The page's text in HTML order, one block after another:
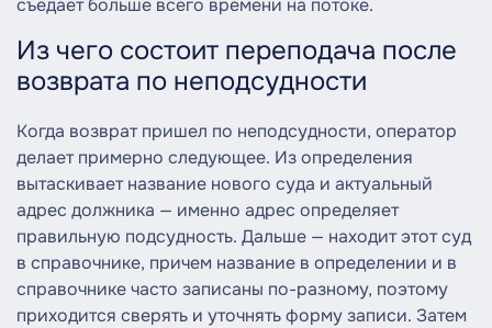
съедает больше всего времени на потоке.
Из чего состоит переподача после
возврата по неподсудности
Когда возврат пришел по неподсудности, оператор
делает примерно следующее. Из определения
вытаскивает название нового суда и актуальный
адрес должника — именно адрес определяет
правильную подсудность. Дальше — находит этот суд
в справочнике, причем название в определении и в
справочнике часто записаны по-разному, поэтому
приходится сверять и уточнять форму записи. Затем